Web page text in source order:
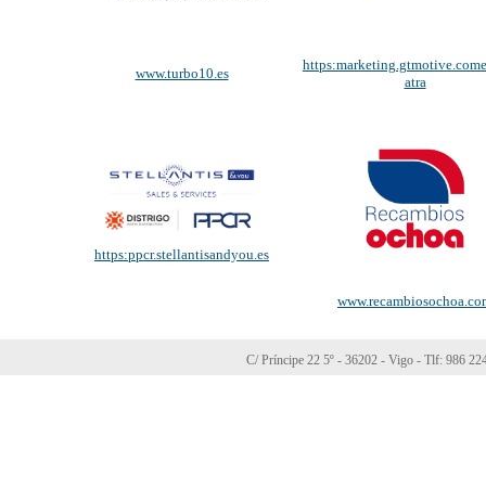
www.turbo10.es
atra
https:ppcr.stellantisandyou.es
C/ Príncipe 22 5º - 36202 - Vigo - Tlf: 986